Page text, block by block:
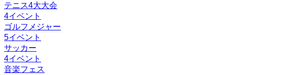
テニス4大大会
4イベント
ゴルフメジャー
5イベント
サッカー
4イベント
音楽フェス